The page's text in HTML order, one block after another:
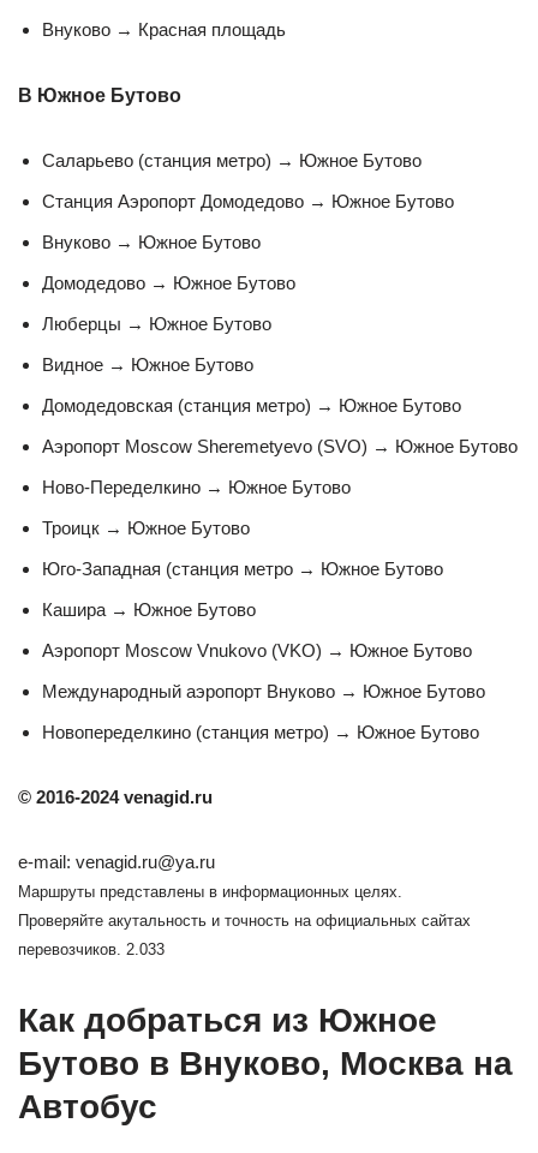
Внуково → Красная площадь
В Южное Бутово
Саларьево (станция метро) → Южное Бутово
Станция Аэропорт Домодедово → Южное Бутово
Внуково → Южное Бутово
Домодедово → Южное Бутово
Люберцы → Южное Бутово
Видное → Южное Бутово
Домодедовская (станция метро) → Южное Бутово
Aэропорт Moscow Sheremetyevo (SVO) → Южное Бутово
Ново-Переделкино → Южное Бутово
Троицк → Южное Бутово
Юго-Западная (станция метро → Южное Бутово
Кашира → Южное Бутово
Aэропорт Moscow Vnukovo (VKO) → Южное Бутово
Международный аэропорт Внуково → Южное Бутово
Новопеределкино (станция метро) → Южное Бутово
© 2016-2024 venagid.ru
е-mail: venagid.ru@ya.ru
Маршруты представлены в информационных целях.
Проверяйте акутальность и точность на официальных сайтах
перевозчиков. 2.033
Как добраться из Южное
Бутово в Внуково, Москва на
Автобус